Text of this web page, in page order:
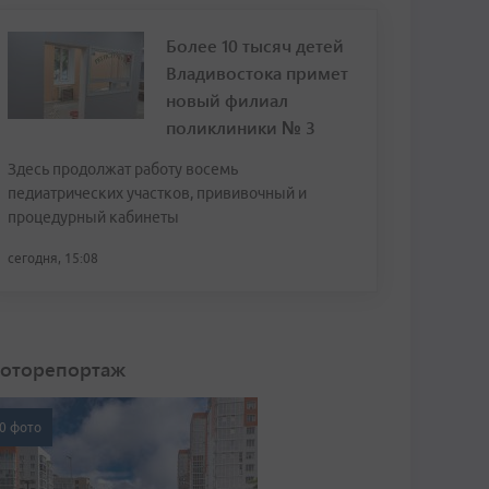
Более 10 тысяч детей
Владивостока примет
новый филиал
поликлиники № 3
Здесь продолжат работу восемь
педиатрических участков, прививочный и
процедурный кабинеты
сегодня, 15:08
фото